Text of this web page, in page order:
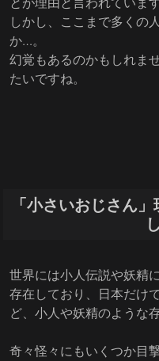
しかし、ここまで多くの
か…。
幻覚もあるのかもしれま
たいですね。
「小さいおじさん
世界には小人伝説や妖精
存在しており、日本だけ
ど、小人や妖精のような
奇々怪々にもいくつか目